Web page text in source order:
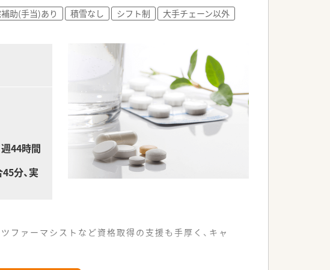
ております。
められています。
助(手当)あり 積雪なし シフト制
大手チェーン以外
44時間
分、実
ファーマシストなど資格取得の支援も手厚く、キャ